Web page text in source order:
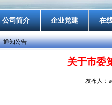
公司简介 企业党建 在
通知公告
关于市委
发布人：